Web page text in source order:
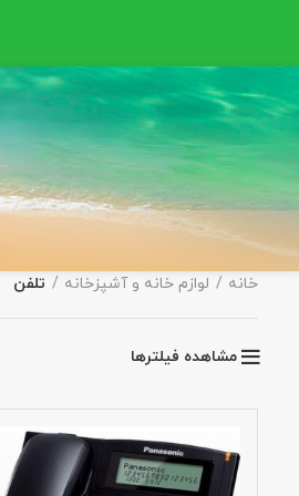
خانه لوازم خانه و آشپزخانه تلفن
مشاهده فیلترها